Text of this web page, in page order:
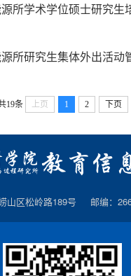
所学术学位硕士研究生
所研究生集体外出活动
19条 上页 1 2 下页
山区松岭路189号 邮编：